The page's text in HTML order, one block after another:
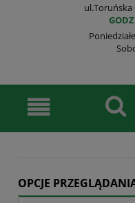
ul.Toruńska
OPCJE